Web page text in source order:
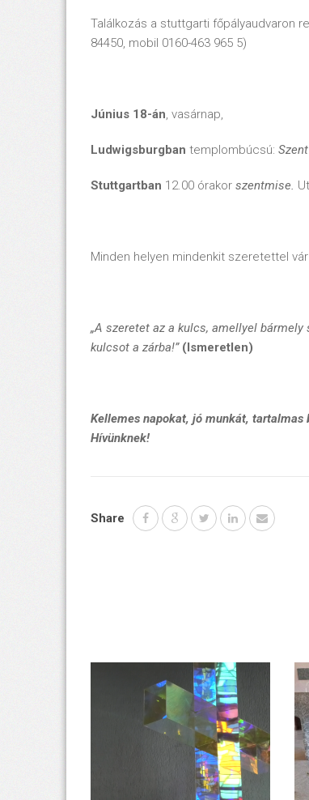
Találkozás a stuttgarti főpályaudvaron
84450, mobil 0160-463 965 5)
Június 18-án, vasárnap,
Ludwigsburgban templombúcsú:
Stuttgartban 12.00 órakor szentmise.
Minden helyen mindenkit szeretettel
„A szeretet az a kulcs, amellyel
kulcsot a zárba!” (Ismeretlen)
Kellemes napokat, jó munkát,
Hívünknek!
Share